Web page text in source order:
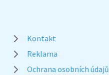
Kontakt
Reklama
Ochrana osobních údajů